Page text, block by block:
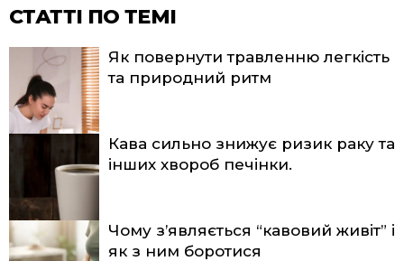
СТАТТІ ПО ТЕМІ
Як повернути травленню легкість
та природний ритм
Кава сильно знижує ризик раку та
інших хвороб печінки.
Чому з’являється “кавовий живіт” і
як з ним боротися